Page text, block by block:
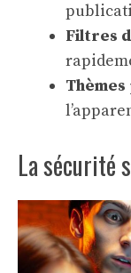
Filtres
La sécurité